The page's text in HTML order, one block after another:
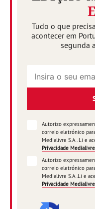
Tudo o que
acontecer em
segunda
Autorizo
correio eletrónico
Medialivre S.A.. Li e
Privacidade Medialivre
Autorizo
correio eletrónico
Medialivre S.A..Li e
Privacidade Medialivre